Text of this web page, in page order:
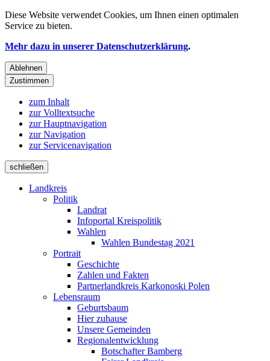
Diese Website verwendet Cookies, um Ihnen einen optimalen
Service zu bieten.
Mehr dazu in unserer Datenschutzerklärung.
Ablehnen
Zustimmen
zum Inhalt
zur Volltextsuche
zur Hauptnavigation
zur Navigation
zur Servicenavigation
schließen
Landkreis
Politik
Landrat
Infoportal Kreispolitik
Wahlen
Wahlen Bundestag 2021
Portrait
Geschichte
Zahlen und Fakten
Partnerlandkreis Karkonoski Polen
Lebensraum
Geburtsbaum
Hier zuhause
Unsere Gemeinden
Regionalentwicklung
Botschafter Bamberg